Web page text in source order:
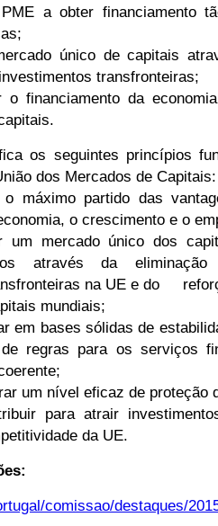
a obter financiamento
único de capitais
transfronteiras;
financiamento da
os seguintes princípios
dos Mercados de Capitais:
partido das
o crescimento e o
mercado único dos
através da
na UE e do
mundiais;
em bases sólidas de
regras para os serviços
um nível eficaz de proteção
para atrair
da UE.
comissao/destaques/